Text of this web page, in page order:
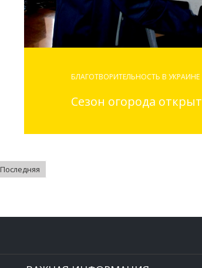
БЛАГОТВОРИТЕЛЬНОСТЬ В УКРАИНЕ
Сезон огорода открыт
Последняя